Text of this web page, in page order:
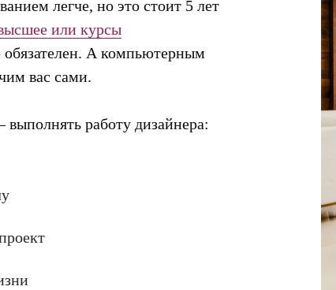
легче, но это стоит 5 лет
или курсы
А компьютерным
вас сами.
работу дизайнера: